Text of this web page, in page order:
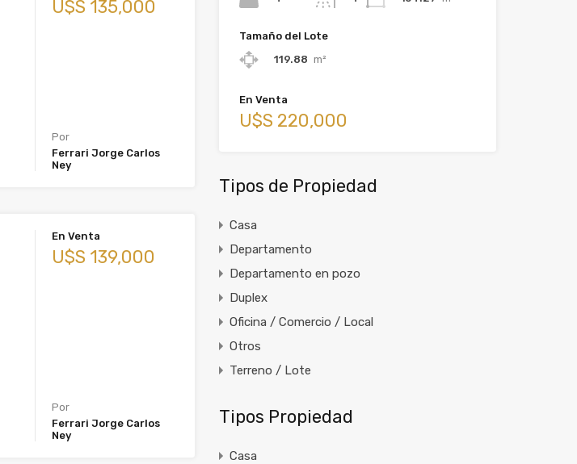
U$S 135,000
Por
Ferrari Jorge Carlos
Ney
En Venta
U$S 139,000
Por
Ferrari Jorge Carlos
Ney
Tamaño del Lote
119.88 m²
En Venta
U$S 220,000
Tipos de Propiedad
Casa
Departamento
Departamento en pozo
Duplex
Oficina / Comercio / Local
Otros
Terreno / Lote
Tipos Propiedad
Casa